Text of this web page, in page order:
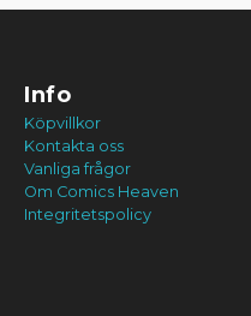
Info
Köpvillkor
Kontakta oss
Vanliga frågor
Om Comics Heaven
Integritetspolicy